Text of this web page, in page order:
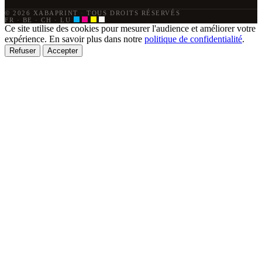
© 2026 XABAPRINT ·
TOUS DROITS RÉSERVÉS
FR · BE · CH · LU
Ce site utilise des cookies pour mesurer l'audience et améliorer votre
expérience. En savoir plus dans notre politique de confidentialité.
Refuser Accepter